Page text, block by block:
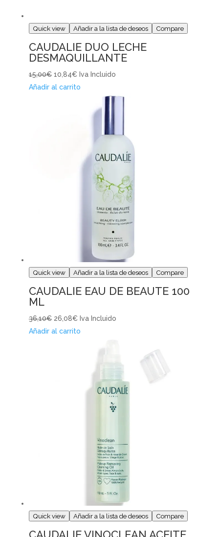
Quick view Añadir a la lista de deseos Compare
CAUDALIE DUO LECHE
DESMAQUILLANTE
15,00€ 10,84€ Iva Incluido
Añadir al carrito
Quick view Añadir a la lista de deseos Compare
CAUDALIE EAU DE BEAUTE 100
ML
36,10€ 26,08€ Iva Incluido
Añadir al carrito
Quick view Añadir a la lista de deseos Compare